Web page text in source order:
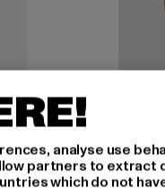
analyse use
partners to extract
which do not